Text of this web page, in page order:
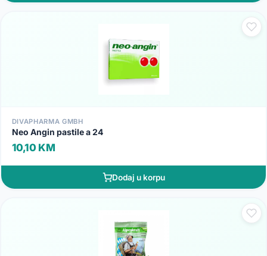
DIVAPHARMA GMBH
Neo Angin pastile a 24
10,10 KM
Dodaj u korpu